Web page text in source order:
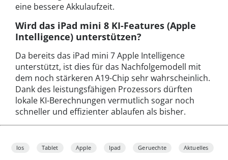
eine bessere Akkulaufzeit.
Wird das iPad mini 8 KI-Features (Apple
Intelligence) unterstützen?
Da bereits das iPad mini 7 Apple Intelligence
unterstützt, ist dies für das Nachfolgemodell mit
dem noch stärkeren A19-Chip sehr wahrscheinlich.
Dank des leistungsfähigen Prozessors dürften
lokale KI-Berechnungen vermutlich sogar noch
schneller und effizienter ablaufen als bisher.
Ios Tablet Apple Ipad Geruechte Aktuelles